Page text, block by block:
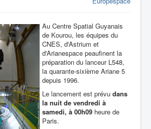
Au Centre Spatial Guyanais
de Kourou, les équipes du
CNES, d'Astrium et
d'Arianespace peaufinent la
préparation du lanceur L548,
la quarante-sixième Ariane 5
depuis 1996.
Le lancement est prévu dans
la nuit de vendredi à
samedi, à 00h09 heure de
Paris.